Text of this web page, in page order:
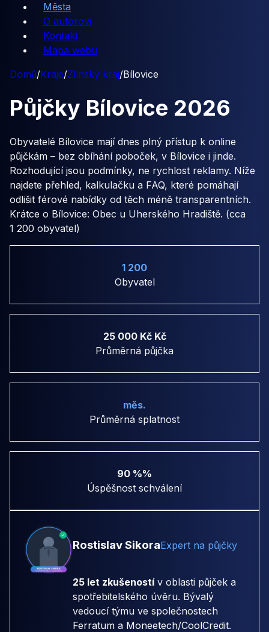
Města
O autorovi
Kontakt
Mapa webu
Domů/Kraje/Zlínský kraj/Bílovice
Půjčky Bílovice 2026
Obyvatelé Bílovice mají dnes plný přístup k online
půjčkám – bez obíhání poboček, v Bílovice i jinde.
Rozhodující jsou podmínky, ne rychlost reklamy. Níže
najdete přehled, kalkulačku a FAQ, které pomáhají
odlišit férové nabídky od těch méně transparentních.
Krátce o Bílovice: Obec u Uherského Hradiště. (cca
1 200 obyvatel)
1 200
Obyvatel
25 000 Kč Kč
Průměrná půjčka
měs.
Průměrná splatnost
90 %%
Úspěšnost schválení
Rostislav SikoraExpert na půjčky
25 let zkušenostív oblasti půjček a
spotřebitelského úvěru. Bývalý
vedoucí týmu ve společnostech
Ferratum a Moneetech/CoolCredit.